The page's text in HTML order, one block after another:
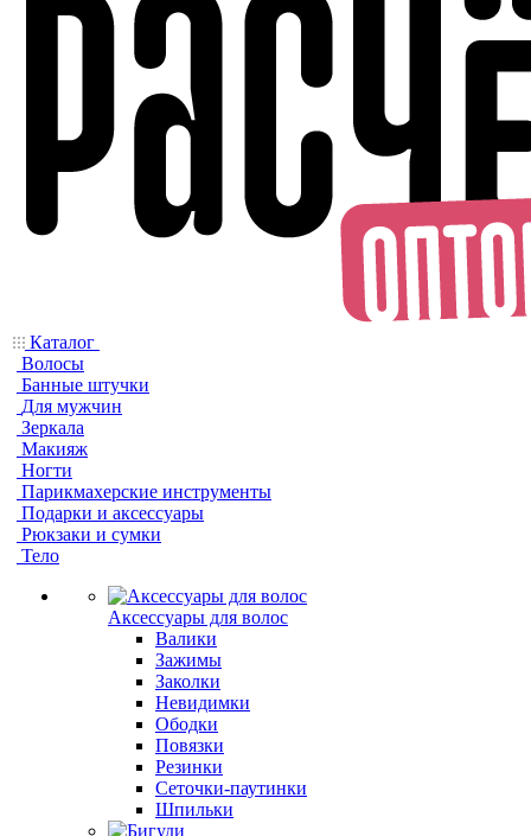
Каталог
Волосы
Банные штучки
Для мужчин
Зеркала
Макияж
Ногти
Парикмахерские инструменты
Подарки и аксессуары
Рюкзаки и сумки
Тело
Аксессуары для волос
Валики
Зажимы
Заколки
Невидимки
Ободки
Повязки
Резинки
Сеточки-паутинки
Шпильки